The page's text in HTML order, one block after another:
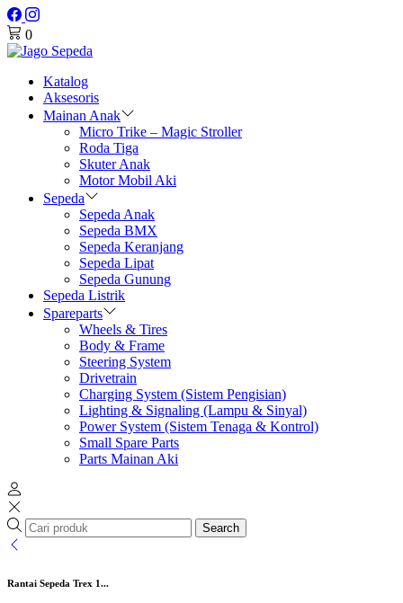
0
Katalog
Aksesoris
Mainan Anak
Micro Trike – Magic Stroller
Roda Tiga
Skuter Anak
Motor Mobil Aki
Sepeda
Sepeda Anak
Sepeda BMX
Sepeda Keranjang
Sepeda Lipat
Sepeda Gunung
Sepeda Listrik
Spareparts
Wheels & Tires
Body & Frame
Steering System
Drivetrain
Charging System (Sistem Pengisian)
Lighting & Signaling (Lampu & Sinyal)
Power System (Sistem Tenaga & Kontrol)
Small Spare Parts
Parts Mainan Aki
Search
Rantai Sepeda Trex 1...